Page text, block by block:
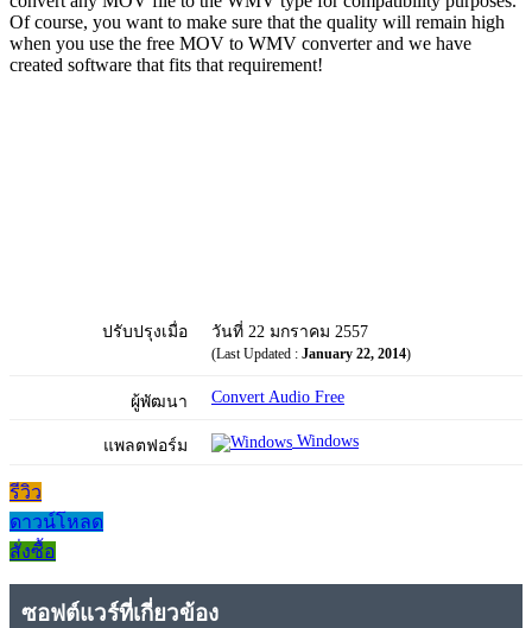
Of course, you want to make sure that the quality will remain high
when you use the free MOV to WMV converter and we have
created software that fits that requirement!
ปรับปรุงเมื่อ วันที่ 22 มกราคม 2557
(Last Updated : January 22, 2014)
ผู้พัฒนา Convert Audio Free
แพลตฟอร์ม Windows
รีวิว
ดาวน์โหลด
สั่งซื้อ
ซอฟต์แวร์ที่เกี่ยวข้อง